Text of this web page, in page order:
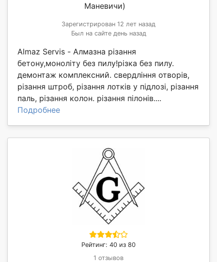
Маневичи)
Зарегистрирован 12 лет назад
Был на сайте день назад
Almaz Servis - Алмазна різання
бетону,моноліту без пилу!різка без пилу.
демонтаж комплексний. свердління отворів,
різання штроб, різання лотків у підлозі, різання
паль, різання колон. різання пілонів....
Подробнее
Рейтинг: 40 из 80
1 отзывов